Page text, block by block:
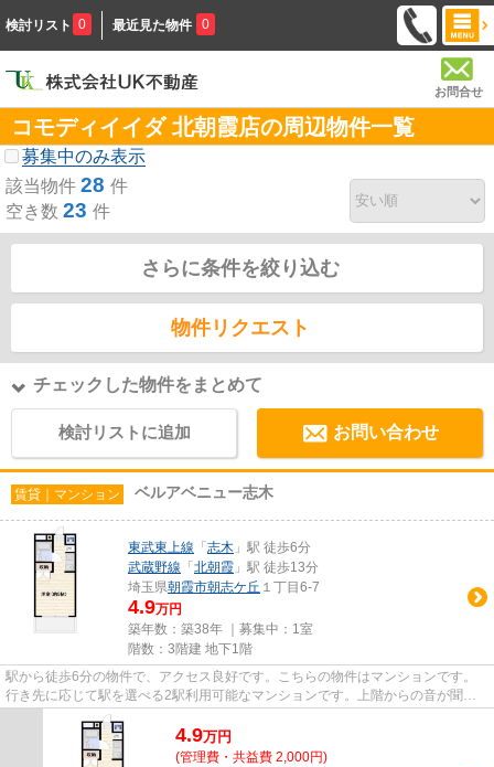
検討リスト 0 最近見た物件 0
お問合せ
コモディイイダ 北朝霞店の周辺物件一覧
募集中のみ表示
該当物件 28 件
空き数 23 件
さらに条件を絞り込む
物件リクエスト
チェックした物件をまとめて
検討リストに追加 お問い合わせ
賃貸｜マンション ベルアベニュー志木
東武東上線 「 志木 」駅 徒歩6分
武蔵野線 「 北朝霞 」駅 徒歩13分
埼玉県朝霞市朝志ケ丘 １丁目6-7
4.9万円
築年数：築38年 ｜募集中： 1室
階数：3階建 地下1階
駅から徒歩6分の物件で、アクセス良好です。こちらの物件はマンションです。
行き先に応じて駅を選べる2駅利用可能なマンションです。上階からの音が聞こ
えない最上階のお部屋です。ど...
4.9万円
(管理費・共益費 2,000円)